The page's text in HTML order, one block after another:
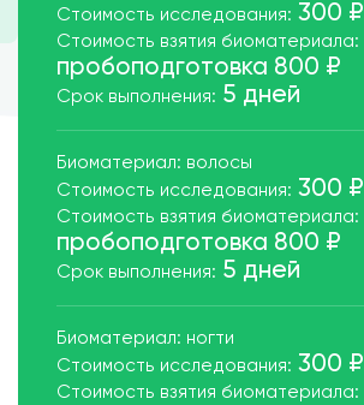
Стоимость исследования: 300 ₽
Стоимость взятия биоматериала:
пробоподготовка 800 ₽
Срок выполнения: 5 дней
Биоматериал: волосы
Стоимость исследования: 300 ₽
Стоимость взятия биоматериала:
пробоподготовка 800 ₽
Срок выполнения: 5 дней
Биоматериал: ногти
Стоимость исследования: 300 ₽
Стоимость взятия биоматериала: